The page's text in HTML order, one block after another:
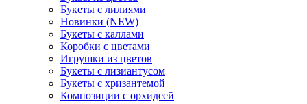
Букеты с лилиями
Новинки (NEW)
Букеты с каллами
Коробки с цветами
Игрушки из цветов
Букеты с лизиантусом
Букеты с хризантемой
Композиции с орхидеей